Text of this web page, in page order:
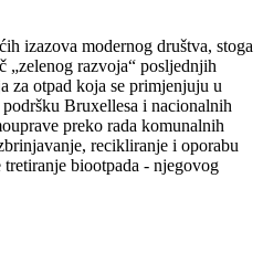
izazova modernog društva, stoga
„zelenog razvoja“ posljednjih
za otpad koja se primjenjuju u
Bruxellesa i nacionalnih
preko rada komunalnih
recikliranje i oporabu
biootpada - njegovog